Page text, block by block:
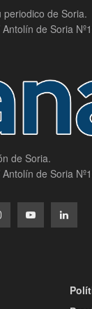
periodico de Soria.
de Soria
de Soria.
de Soria